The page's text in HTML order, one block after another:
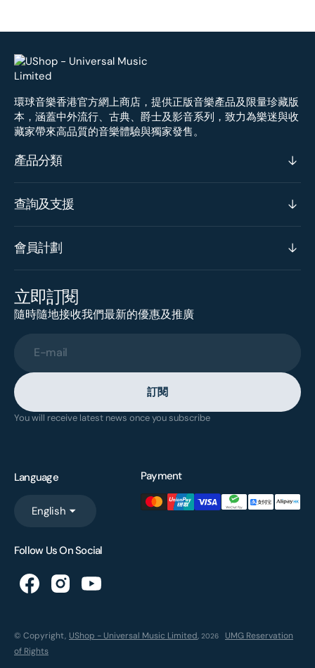
環球音樂香港官方網上商店，提供正版音樂產品及限量珍藏版
本，涵蓋中外流行、古典、爵士及影音系列，致力為樂迷與收
藏家帶來高品質的音樂體驗與獨家發售。
產品分類
查詢及支援
會員計劃
立即訂閱
隨時隨地接收我們最新的優惠及推廣
E-mail
訂閱
You will receive latest news once you subscribe
Language
English
Payment
Follow Us On Social
© Copyright, UShop - Universal Music Limited, 2026
UMG Reservation
of Rights